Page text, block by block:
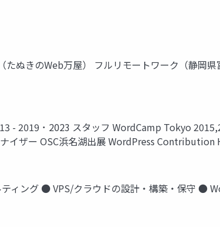
たぬきのWeb万屋） フルリモートワーク（静
･ 2023 スタッフ WordCamp Tokyo
イザー OSC浜名湖出展 WordPress
ィング ● VPS/クラウドの設計・構築・保守 ●